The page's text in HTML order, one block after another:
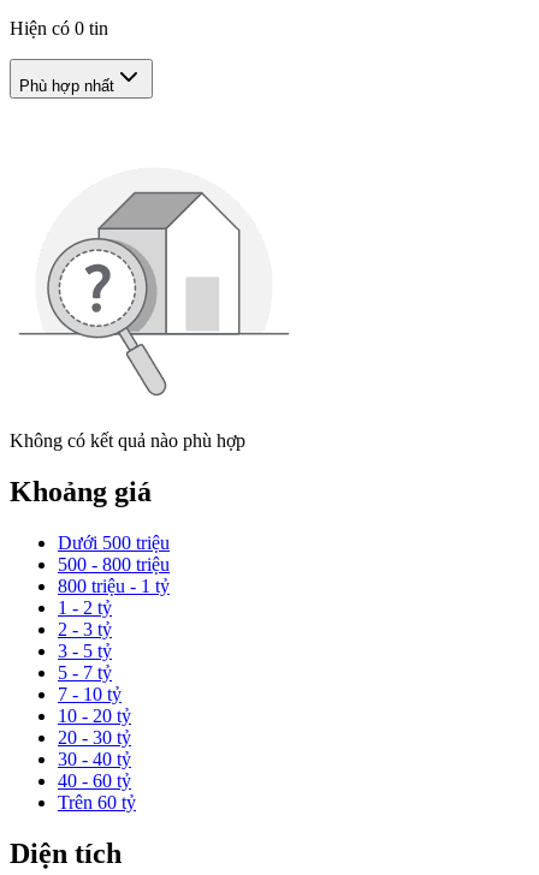
Hiện có 0 tin
Phù hợp nhất
Không có kết quả nào phù hợp
Khoảng giá
Dưới 500 triệu
500 - 800 triệu
800 triệu - 1 tỷ
1 - 2 tỷ
2 - 3 tỷ
3 - 5 tỷ
5 - 7 tỷ
7 - 10 tỷ
10 - 20 tỷ
20 - 30 tỷ
30 - 40 tỷ
40 - 60 tỷ
Trên 60 tỷ
Diện tích